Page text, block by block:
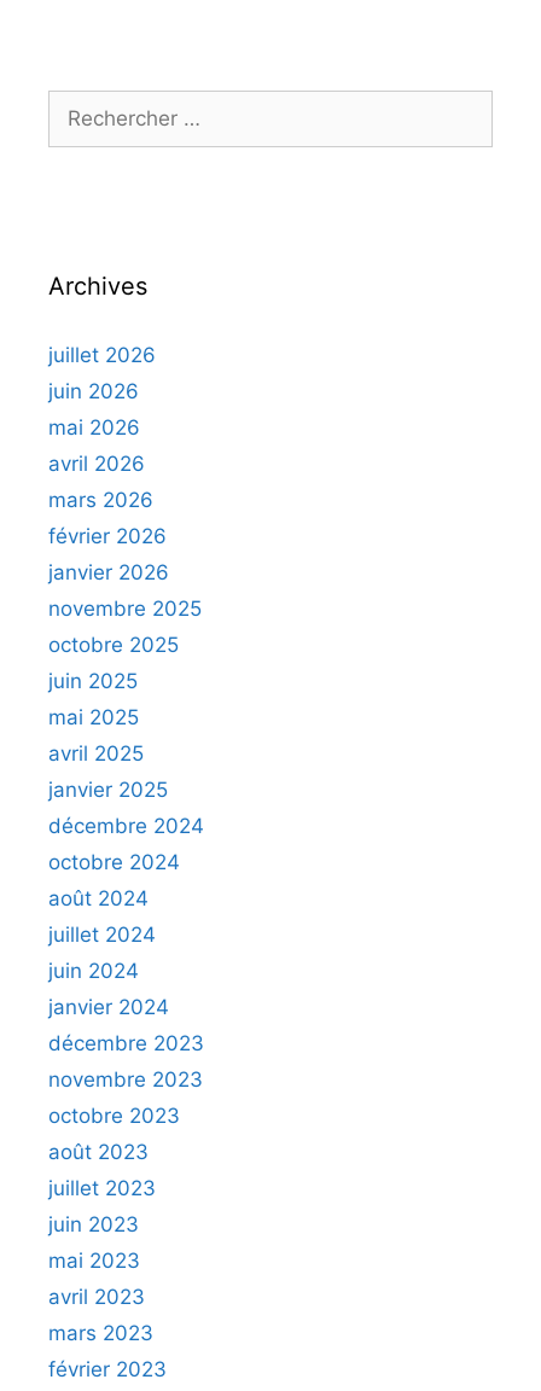
Archives
juillet 2026
juin 2026
mai 2026
avril 2026
mars 2026
février 2026
janvier 2026
novembre 2025
octobre 2025
juin 2025
mai 2025
avril 2025
janvier 2025
décembre 2024
octobre 2024
août 2024
juillet 2024
juin 2024
janvier 2024
décembre 2023
novembre 2023
octobre 2023
août 2023
juillet 2023
juin 2023
mai 2023
avril 2023
mars 2023
février 2023